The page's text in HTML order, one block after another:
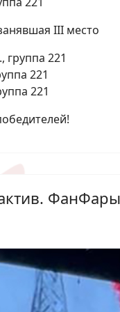
III место
группа 221
221
221
ФанФары